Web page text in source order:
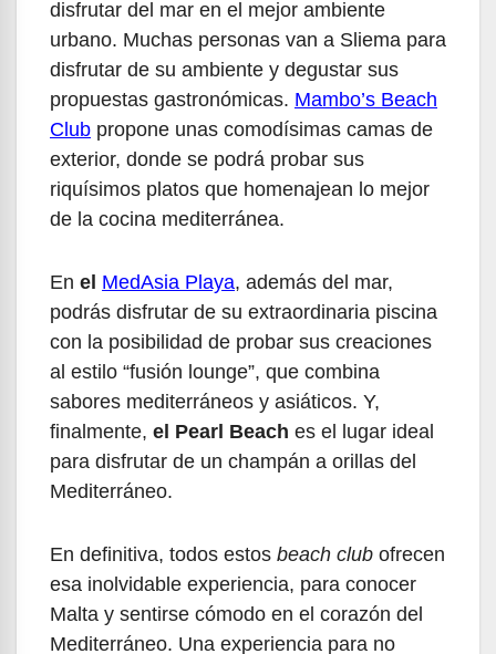
disfrutar del mar en el mejor ambiente
urbano. Muchas personas van a Sliema para
disfrutar de su ambiente y degustar sus
propuestas gastronómicas. Mambo’s Beach
Club propone unas comodísimas camas de
exterior, donde se podrá probar sus
riquísimos platos que homenajean lo mejor
de la cocina mediterránea.
En el MedAsia Playa, además del mar,
podrás disfrutar de su extraordinaria piscina
con la posibilidad de probar sus creaciones
al estilo “fusión lounge”, que combina
sabores mediterráneos y asiáticos. Y,
finalmente, el Pearl Beach es el lugar ideal
para disfrutar de un champán a orillas del
Mediterráneo.
En definitiva, todos estos beach club ofrecen
esa inolvidable experiencia, para conocer
Malta y sentirse cómodo en el corazón del
Mediterráneo. Una experiencia para no